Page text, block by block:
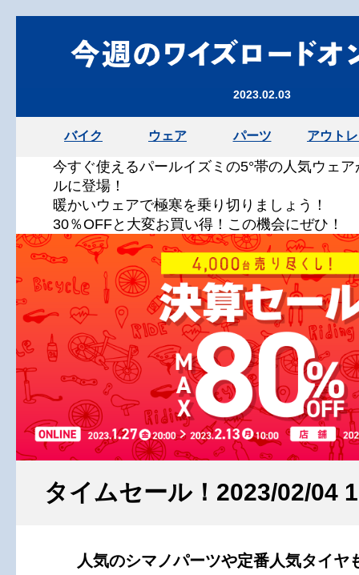
2023.02.03
バイク ウェア パーツ アウト
今すぐ使えるパールイズミの5°帯の人気ウェ
ルに登場！
暖かいウェアで極寒を乗り切りましょう！
30％OFFと大変お買い得！この機会にぜひ！
タイムセール！2023/02/04
人気のシマノパーツや定番人気タイヤ